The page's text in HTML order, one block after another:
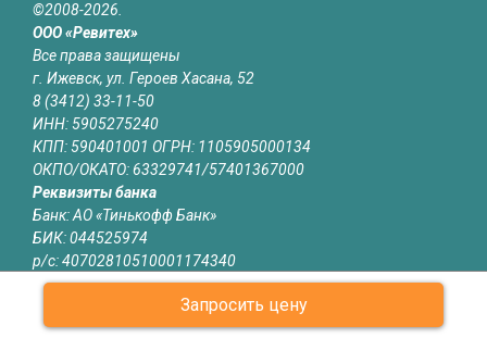
Запросить цену
©2008-2026.
ООО «Ревитех»
Все права защищены
г. Ижевск, ул. Героев Хасана, 52
8 (3412) 33-11-50
ИНН: 5905275240
КПП: 590401001 ОГРН: 1105905000134
ОКПО/ОКАТО: 63329741/57401367000
Реквизиты банка
Банк: АО «Тинькофф Банк»
БИК: 044525974
р/с: 40702810510001174340
к/с: 30101810145250000974
Юридическая информация
Информация на сайте izhevsk.revitech.ru не является публичной